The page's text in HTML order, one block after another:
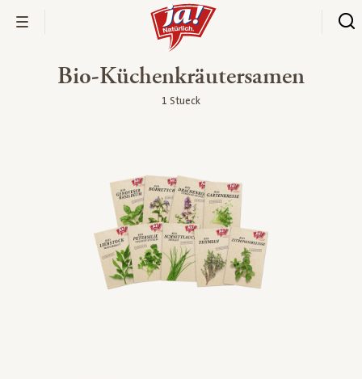
Bio-Küchenkräutersamen
1 Stueck